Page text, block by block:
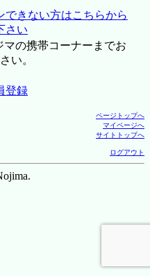
できない方はこちらから
さい
の携帯コーナーまでお
い。
登録
ページトップへ
マイページへ
サイトトップへ
ログアウト